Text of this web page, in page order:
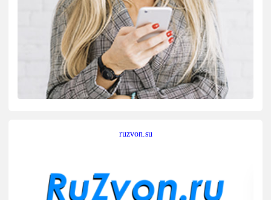
ruzvon.su